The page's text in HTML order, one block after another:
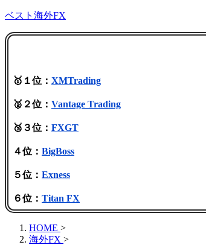
ベスト海外FX
🥇１位： XMTrading
🥈２位： Vantage Trading
🥉３位： FXGT
４位： BigBoss
５位： Exness
６位： Titan FX
HOME >
海外FX >